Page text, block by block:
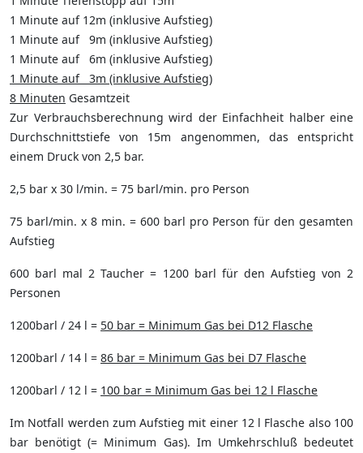
1 Minute auf 12m (inklusive Aufstieg)
1 Minute auf 9m (inklusive Aufstieg)
1 Minute auf 6m (inklusive Aufstieg)
1 Minute auf 3m (inklusive Aufstieg)
8 Minuten Gesamtzeit
Zur Verbrauchsberechnung wird der Einfachheit halber eine
Durchschnittstiefe von 15m angenommen, das entspricht
einem Druck von 2,5 bar.
2,5 bar x 30 l/min. = 75 barl/min. pro Person
75 barl/min. x 8 min. = 600 barl pro Person für den gesamten
Aufstieg
600 barl mal 2 Taucher = 1200 barl für den Aufstieg von 2
Personen
1200barl / 24 l = 50 bar = Minimum Gas bei D12 Flasche
1200barl / 14 l = 86 bar = Minimum Gas bei D7 Flasche
1200barl / 12 l = 100 bar = Minimum Gas bei 12 l Flasche
Im Notfall werden zum Aufstieg mit einer 12 l Flasche also 100
bar benötigt (= Minimum Gas). Im Umkehrschluß bedeutet